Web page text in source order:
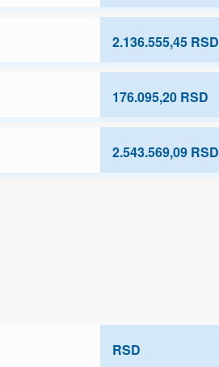
2.136.555,45 RSD
176.095,20 RSD
2.543.569,09 RSD
RSD